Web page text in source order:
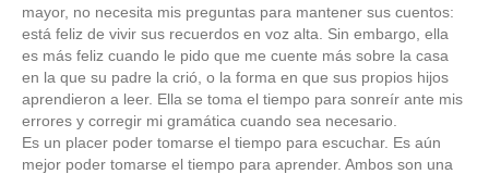
mayor, no necesita mis preguntas para mantener sus cuentos:
está feliz de vivir sus recuerdos en voz alta. Sin embargo, ella
es más feliz cuando le pido que me cuente más sobre la casa
en la que su padre la crió, o la forma en que sus propios hijos
aprendieron a leer. Ella se toma el tiempo para sonreír ante mis
errores y corregir mi gramática cuando sea necesario.
Es un placer poder tomarse el tiempo para escuchar. Es aún
mejor poder tomarse el tiempo para aprender. Ambos son una